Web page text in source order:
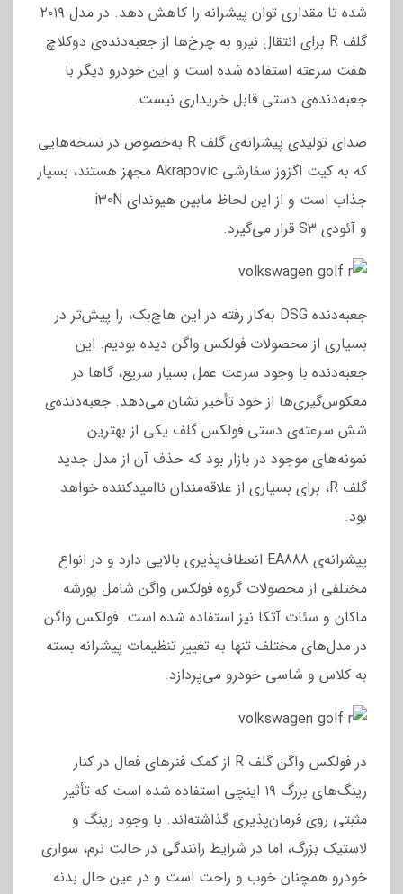
شده تا مقداری توان پیشرانه را کاهش دهد. در مدل ۲۰۱۹
گلف R برای انتقال نیرو به چرخ‌ها از جعبه‌دنده‌ی دوکلاچ
هفت سرعته استفاده شده است و این خودرو دیگر با
جعبه‌دنده‌ی دستی قابل خریداری نیست.
صدای تولیدی پیشرانه‌ی گلف R به‌خصوص در نسخه‌هایی
که به کیت اگزوز سفارشی Akrapovic مجهز هستند، بسیار
جذاب است و از این لحاظ مابین هیوندای i30N
و آئودی S3 قرار می‌گیرد.
جعبه‌دنده DSG به‌کار رفته در این هاچ‌بک، را پیش‌تر در
بسیاری از محصولات فولکس واگن دیده بودیم. این
جعبه‌دنده با وجود سرعت عمل بسیار سریع، گاها در
معکوس‌گیری‌ها از خود تأخیر نشان می‌دهد. جعبه‌دنده‌ی
شش سرعته‌ی دستی فولکس گلف یکی از بهترین
نمونه‌های موجود در بازار بود که حذف آن از مدل جدید
گلف R، برای بسیاری از علاقه‌مندان ناامید‌کننده خواهد
بود.
پیشرانه‌ی EA888 انعطاف‌پذیری بالایی دارد و در انواع
مختلفی از محصولات گروه فولکس واگن شامل پورشه
ماکان و سئات آتکا نیز استفاده شده است. فولکس واگن
در مدل‌های مختلف تنها به تغییر تنظیمات پیشرانه بسته
به کلاس و شاسی خودرو می‌پردازد.
در فولکس واگن گلف R از کمک فنرهای فعال در کنار
رینگ‌های بزرگ ۱۹ اینچی استفاده شده است که تأثیر
مثبتی روی فرمان‌پذیری گذاشته‌اند. با وجود رینگ و
لاستیک بزرگ، اما در شرایط رانندگی در حالت نرم، سواری
خودرو همچنان خوب و راحت است و در عین حال بدنه